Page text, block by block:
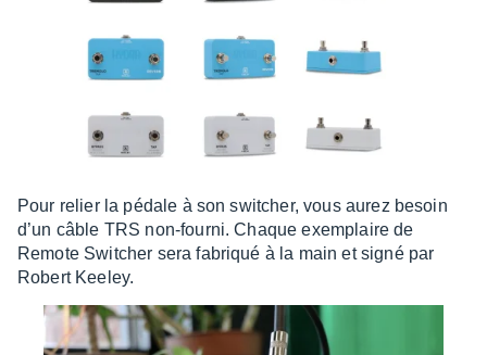
Pour relier la pédale à son swit­cher, vous aurez besoin
d’un câble TRS non-fourni. Chaque exem­plaire de
Remote Swit­cher sera fabriqué à la main et signé par
Robert Keeley.